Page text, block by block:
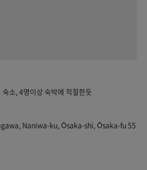
소, 4명이상 숙박에 적절한듯
Naniwa-ku, Ōsaka-shi, Ōsaka-fu 55